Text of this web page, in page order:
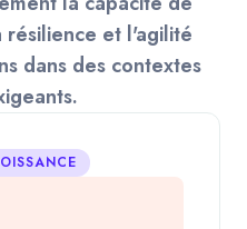
résilience et l'agilité
dans des contextes